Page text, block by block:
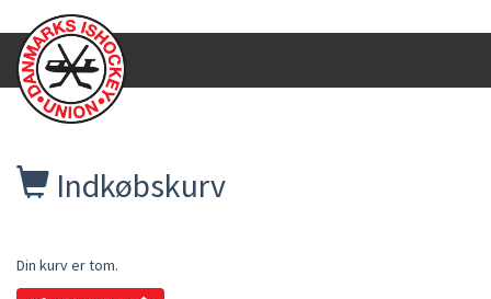
Indkøbskurv
Din kurv er tom.